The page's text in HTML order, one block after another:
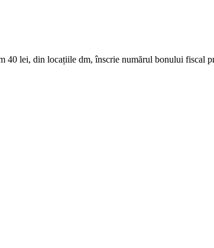
40 lei, din locațiile dm, înscrie numărul bonului fiscal